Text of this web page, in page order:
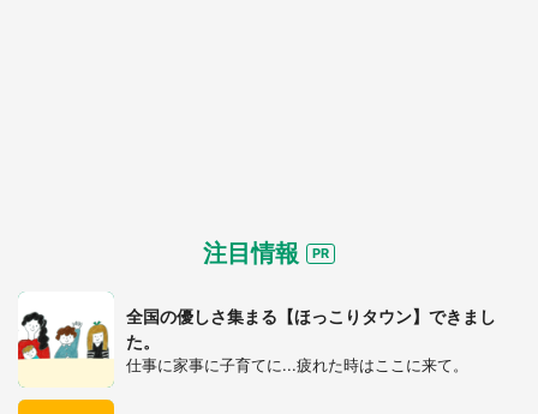
注目情報
全国の優しさ集まる【ほっこりタウン】できまし
た。
仕事に家事に子育てに...疲れた時はここに来て。